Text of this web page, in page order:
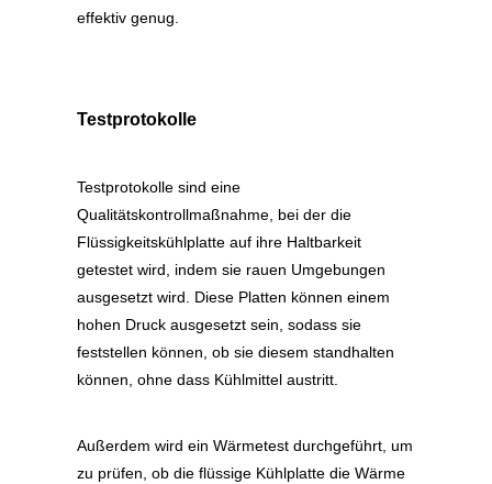
effektiv genug.
Testprotokolle
Testprotokolle sind eine
Qualitätskontrollmaßnahme, bei der die
Flüssigkeitskühlplatte auf ihre Haltbarkeit
getestet wird, indem sie rauen Umgebungen
ausgesetzt wird. Diese Platten können einem
hohen Druck ausgesetzt sein, sodass sie
feststellen können, ob sie diesem standhalten
können, ohne dass Kühlmittel austritt.
Außerdem wird ein Wärmetest durchgeführt, um
zu prüfen, ob die flüssige Kühlplatte die Wärme